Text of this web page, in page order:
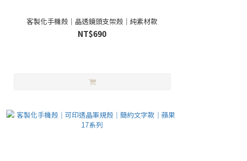
客製化手機殼｜晶透鏡頭支架殼｜純素材款
NT$690